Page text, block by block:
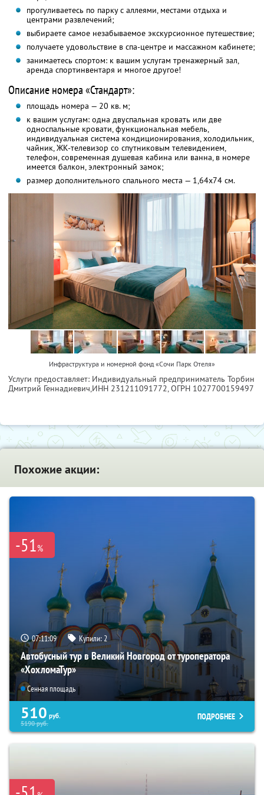
прогуливаетесь по парку с аллеями, местами отдыха и
центрами развлечений;
выбираете самое незабываемое экскурсионное путешествие;
получаете удовольствие в спа-центре и массажном кабинете;
занимаетесь спортом: к вашим услугам тренажерный зал,
аренда спортинвентаря и многое другое!
Описание номера «Стандарт»:
площадь номера — 20 кв. м;
к вашим услугам: одна двуспальная кровать или две
односпальные кровати, функциональная мебель,
индивидуальная система кондиционирования, холодильник,
чайник, ЖК-телевизор со спутниковым телевидением,
телефон, современная душевая кабина или ванна, в номере
имеется балкон, электронный замок;
размер дополнительного спального места — 1,64х74 см.
Инфраструктура и номерной фонд «Сочи Парк Отеля»
Услуги предоставляет: Индивидуальный предприниматель Торбин
Дмитрий Геннадиевич,ИНН 231211091772, ОГРН 1027700159497
Похожие акции:
-51%
07:11:08 Купили:2
Автобусный тур в Великий Новгород от туроператора
«ХохломаТур»
Сенная площадь
510 руб.
5190руб.
ПОДРОБНЕЕ